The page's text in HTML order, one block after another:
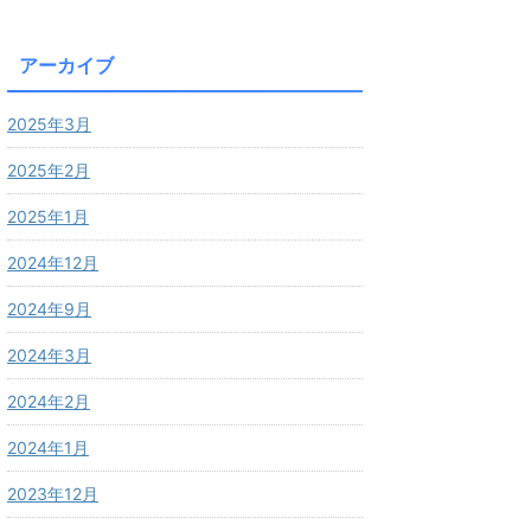
アーカイブ
2025年3月
2025年2月
2025年1月
2024年12月
2024年9月
2024年3月
2024年2月
2024年1月
2023年12月